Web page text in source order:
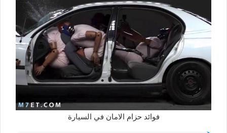
فوائد حزام الامان في السيارة